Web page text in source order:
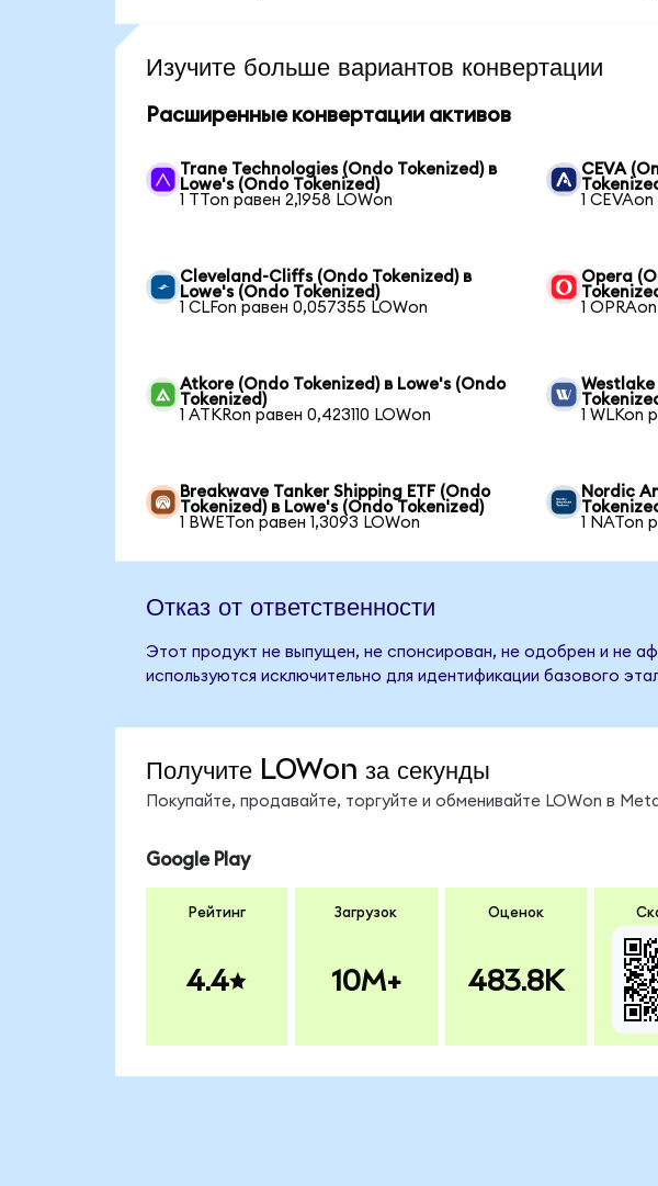
Изучите больше вариантов конвертации
Расширенные конвертации активов
Trane Technologies (Ondo Tokenized) в
Lowe's (Ondo Tokenized)
1 TTon равен 2,1958 LOWon
CEVA
1
Cleveland-Cliffs (Ondo Tokenized) в
Lowe's (Ondo Tokenized)
1 CLFon равен 0,057355 LOWon
Opera
1
Atkore (Ondo Tokenized) в Lowe's (Ondo
Tokenized)
1 ATKRon равен 0,423110 LOWon
Westlake
1 WLKon
Breakwave Tanker Shipping ETF (Ondo
Tokenized) в Lowe's (Ondo Tokenized)
1 BWETon равен 1,3093 LOWon
Nordic
1 NATon
Отказ от ответственности
Этот продукт не выпущен, не спонсирован, не одобрен и не
используются исключительно для идентификации базового
Получите LOWon за секунды
Покупайте, продавайте, торгуйте и обменивайте LOWon в
Google Play
Рейтинг
4.4
Загрузок
10M+
Оценок
483.8K